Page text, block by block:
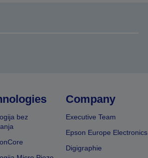
bez
Company
Executive Team
Epson Europe Electronics
Digigraphie